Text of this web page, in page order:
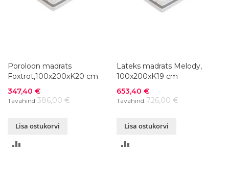
Poroloon madrats
Foxtrot,100x200xK20 cm
Soodushind
347,40 €
Tavahind 386,00 €
Lisa ostukorvi
Lateks madrats Melody,
100x200xK19 cm
Soodushind
653,40 €
Tavahind 726,00 €
Lisa ostukorvi